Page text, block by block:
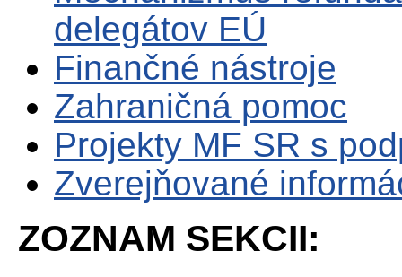
delegátov EÚ
Finančné nástroje
Zahraničná pomoc
Projekty MF SR s
Zverejňované
ZOZNAM SEKCII: